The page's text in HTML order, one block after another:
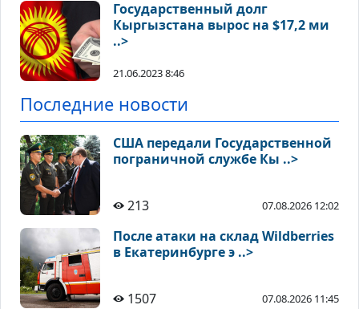
Государственный долг
Кыргызстана вырос на $17,2 ми
..>
21.06.2023 8:46
Последние новости
США передали Государственной
пограничной службе Кы ..>
213 07.08.2026 12:02
После атаки на склад Wildberries
в Екатеринбурге э ..>
1507 07.08.2026 11:45